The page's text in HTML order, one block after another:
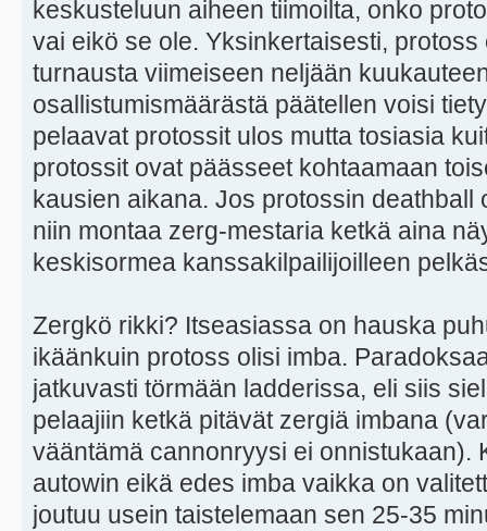
keskusteluun aiheen tiimoilta, onko
vai eikö se ole. Yksinkertaisesti,
turnausta viimeiseen neljään
osallistumismäärästä päätellen voisi
pelaavat protossit ulos mutta tosiasia
protossit ovat päässeet kohtaamaan
kausien aikana. Jos protossin deathball
niin montaa zerg-mestaria ketkä aina
keskisormea kanssakilpailijoilleen
Zergkö rikki? Itseasiassa on hauska
ikäänkuin protoss olisi imba.
jatkuvasti törmään ladderissa, eli siis
pelaajiin ketkä pitävät zergiä imbana
vääntämä cannonryysi ei onnistukaan).
autowin eikä edes imba vaikka on
joutuu usein taistelemaan sen 25-35